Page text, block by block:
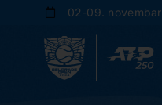
content
02-09. novembar